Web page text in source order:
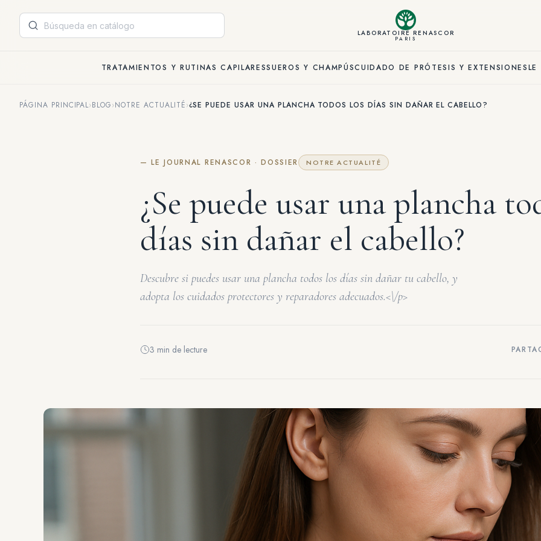
LABORATOIRE RENASCOR
PARIS
TRATAMIENTOS Y RUTINAS CAPILARESSUEROS Y CHAMPÚSCUIDADO DE PRÓTESIS Y EXTENSIONESLE
PÁGINA PRINCIPAL›BLOG›NOTRE ACTUALITÉ›¿SE PUEDE USAR UNA PLANCHA TODOS LOS DÍAS SIN DAÑAR EL CABELLO?
— LE JOURNAL RENASCOR · DOSSIER NOTRE ACTUALITÉ
¿Se puede usar una plancha
días sin dañar el cabello?
Descubre si puedes usar una plancha todos los días sin dañar tu cabello, y
adopta los cuidados protectores y reparadores adecuados.<\/p>
3 min de lecture